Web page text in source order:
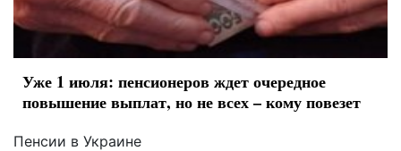
Уже 1 июля: пенсионеров ждет очередное
повышение выплат, но не всех – кому повезет
Пенсии в Украине